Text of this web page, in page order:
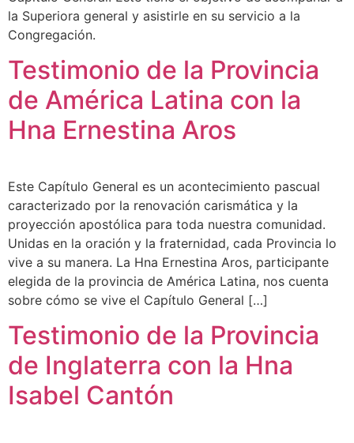
la Superiora general y asistirle en su servicio a la
Congregación.
Testimonio de la Provincia
de América Latina con la
Hna Ernestina Aros
Este Capítulo General es un acontecimiento pascual
caracterizado por la renovación carismática y la
proyección apostólica para toda nuestra comunidad.
Unidas en la oración y la fraternidad, cada Provincia lo
vive a su manera. La Hna Ernestina Aros, participante
elegida de la provincia de América Latina, nos cuenta
sobre cómo se vive el Capítulo General […]
Testimonio de la Provincia
de Inglaterra con la Hna
Isabel Cantón